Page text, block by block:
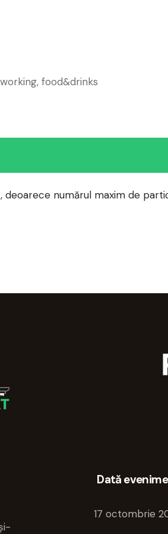
food&drinks
numărul maxim de
Dată
17 octombrie